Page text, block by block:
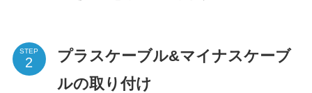
STEP
プラスケーブル&マイナスケーブ
ルの取り付け